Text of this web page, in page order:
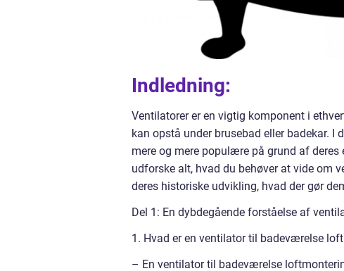
Indledning:
Ventilatorer er en vigtig komponent i
kan opstå under brusebad eller badekar. I
mere og mere populære på grund af
udforske alt, hvad du behøver at vide om
deres historiske udvikling, hvad der gør
Del 1: En dybdegående forståelse af
1. Hvad er en ventilator til badeværelse
– En ventilator til badeværelse